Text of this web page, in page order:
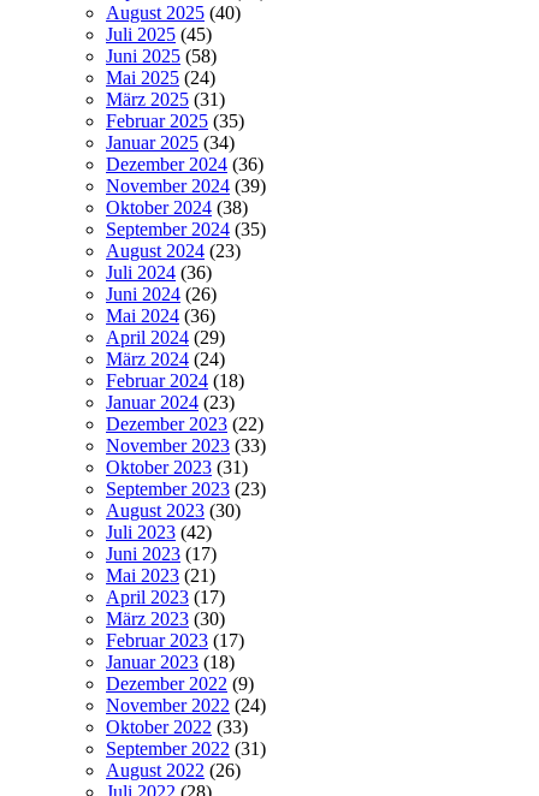
August 2025 (40)
Juli 2025 (45)
Juni 2025 (58)
Mai 2025 (24)
März 2025 (31)
Februar 2025 (35)
Januar 2025 (34)
Dezember 2024 (36)
November 2024 (39)
Oktober 2024 (38)
September 2024 (35)
August 2024 (23)
Juli 2024 (36)
Juni 2024 (26)
Mai 2024 (36)
April 2024 (29)
März 2024 (24)
Februar 2024 (18)
Januar 2024 (23)
Dezember 2023 (22)
November 2023 (33)
Oktober 2023 (31)
September 2023 (23)
August 2023 (30)
Juli 2023 (42)
Juni 2023 (17)
Mai 2023 (21)
April 2023 (17)
März 2023 (30)
Februar 2023 (17)
Januar 2023 (18)
Dezember 2022 (9)
November 2022 (24)
Oktober 2022 (33)
September 2022 (31)
August 2022 (26)